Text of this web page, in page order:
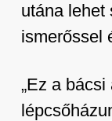
utána lehet
ismerőssel
„Ez a